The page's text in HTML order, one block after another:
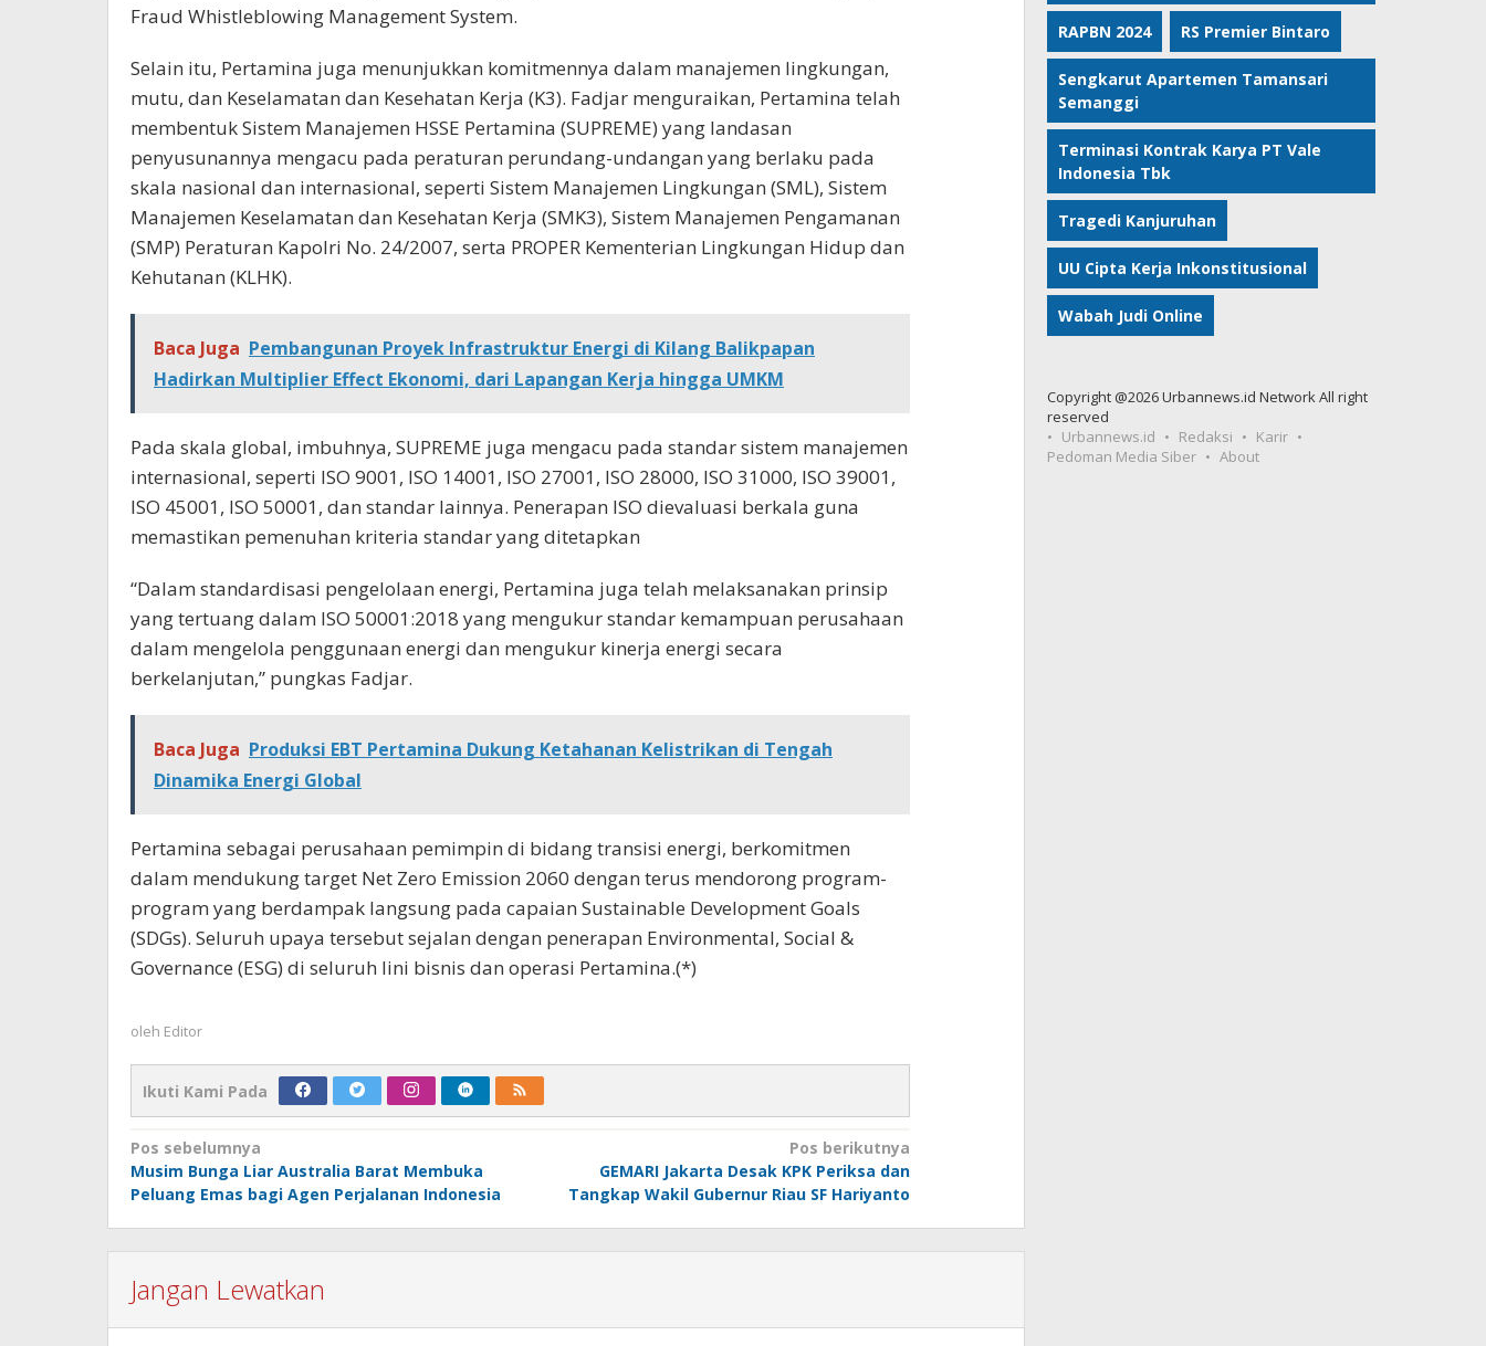
Fraud Whistleblowing Management System.
Selain itu, Pertamina juga menunjukkan komitmennya dalam manajemen lingkungan,
mutu, dan Keselamatan dan Kesehatan Kerja (K3). Fadjar menguraikan, Pertamina telah
membentuk Sistem Manajemen HSSE Pertamina (SUPREME) yang landasan
penyusunannya mengacu pada peraturan perundang-undangan yang berlaku pada
skala nasional dan internasional, seperti Sistem Manajemen Lingkungan (SML), Sistem
Manajemen Keselamatan dan Kesehatan Kerja (SMK3), Sistem Manajemen Pengamanan
(SMP) Peraturan Kapolri No. 24/2007, serta PROPER Kementerian Lingkungan Hidup dan
Kehutanan (KLHK).
Baca Juga Pembangunan Proyek Infrastruktur Energi di Kilang Balikpapan
Hadirkan Multiplier Effect Ekonomi, dari Lapangan Kerja hingga UMKM
Pada skala global, imbuhnya, SUPREME juga mengacu pada standar sistem manajemen
internasional, seperti ISO 9001, ISO 14001, ISO 27001, ISO 28000, ISO 31000, ISO 39001,
ISO 45001, ISO 50001, dan standar lainnya. Penerapan ISO dievaluasi berkala guna
memastikan pemenuhan kriteria standar yang ditetapkan
“Dalam standardisasi pengelolaan energi, Pertamina juga telah melaksanakan prinsip
yang tertuang dalam ISO 50001:2018 yang mengukur standar kemampuan perusahaan
dalam mengelola penggunaan energi dan mengukur kinerja energi secara
berkelanjutan,” pungkas Fadjar.
Baca Juga Produksi EBT Pertamina Dukung Ketahanan Kelistrikan di Tengah
Dinamika Energi Global
Pertamina sebagai perusahaan pemimpin di bidang transisi energi, berkomitmen
dalam mendukung target Net Zero Emission 2060 dengan terus mendorong program-
program yang berdampak langsung pada capaian Sustainable Development Goals
(SDGs). Seluruh upaya tersebut sejalan dengan penerapan Environmental, Social &
Governance (ESG) di seluruh lini bisnis dan operasi Pertamina.(*)
oleh Editor
Ikuti Kami Pada
Navigasi
pos
Pos sebelumnya
Musim Bunga Liar Australia Barat Membuka
Peluang Emas bagi Agen Perjalanan Indonesia
Pos berikutnya
GEMARI Jakarta Desak KPK Periksa dan
Tangkap Wakil Gubernur Riau SF Hariyanto
Jangan Lewatkan
RAPBN 2024 RS Premier Bintaro
Sengkarut Apartemen Tamansari
Semanggi
Terminasi Kontrak Karya PT Vale
Indonesia Tbk
Tragedi Kanjuruhan
UU Cipta Kerja Inkonstitusional
Wabah Judi Online
Copyright @2026 Urbannews.id Network All right
reserved
Urbannews.id
Redaksi
Karir
Pedoman Media Siber
About